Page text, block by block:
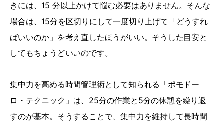
きには、15 分以上かけて悩む必要はありません。そんな
場合は、15分を区切りにして一度切り上げて「どうすれ
ばいいのか」を考え直したほうがいい。そうした目安と
してもちょうどいいのです。
集中力を高める時間管理術として知られる「ポモドー
ロ・テクニック」は、25分の作業と5分の休憩を繰り返
すのが基本。そうすることで、集中力を維持して長時間